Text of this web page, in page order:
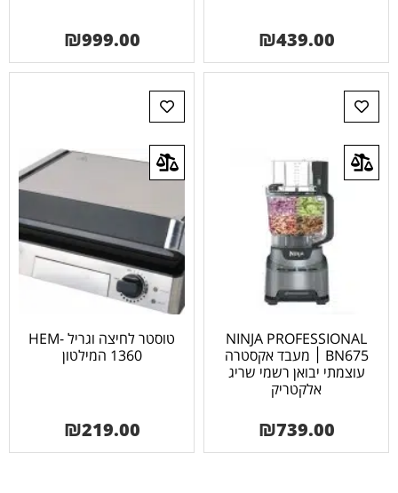
₪439.00
₪999.00
NINJA PROFESSIONAL
BN675 ׀ מעבד אקסטרה
עוצמתי יבואן רשמי שריג
אלקטריק
₪739.00
טוסטר לחיצה וגריל HEM-
1360 המילטון
₪219.00